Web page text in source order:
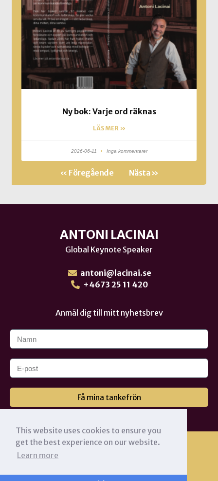
This website uses cookies to ensure you
get the best experience on our website.
Learn more
Ny bok: Varje ord räknas
LÄS MER »
2026-06-11 Inga kommentarer
« Föregående Nästa »
ANTONI LACINAI
Global Keynote Speaker
antoni@lacinai.se
+4673 25 11 420
Anmäl dig till mitt nyhetsbrev
Få mina tankefrön